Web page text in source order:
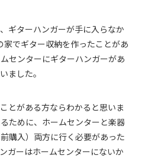
ギターハンガーが手に入らなか
家でギター収納を作ったことがあ
センターにギターハンガーがあ
ました。
とがある方ならわかると思いま
ために、ホームセンターと楽器
購入）両方に行く必要があった
ガーはホームセンターにないか